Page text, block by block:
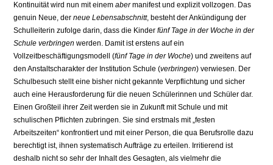
Kontinuität wird nun mit einemabermanifest und explizit vollzogen. Das
genuin Neue, derneue Lebensabschnitt, besteht der Ankündigung der
Schulleiterin zufolge darin, dass die Kinderfünf Tage in der Woche in der
Schule verbringen werden. Damit ist erstens auf ein
Vollzeitbeschäftigungsmodell (fünf Tage in der Woche) und zweitens auf
den Anstaltscharakter der Institution Schule (verbringen) verwiesen. Der
Schulbesuch stellt eine bisher nicht gekannte Verpflichtung und sicher
auch eine Herausforderung für die neuen Schülerinnen und Schüler dar.
Einen Großteil ihrer Zeit werden sie in Zukunft mit Schule und mit
schulischen Pflichten zubringen. Sie sind erstmals mit „festen
Arbeitszeiten“ konfrontiert und mit einer Person, die qua Berufsrolle dazu
berechtigt ist, ihnen systematisch Aufträge zu erteilen. Irritierend ist
deshalb nicht so sehr der Inhalt des Gesagten, als vielmehr die